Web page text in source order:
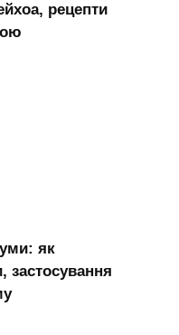
рецепти
як
застосування